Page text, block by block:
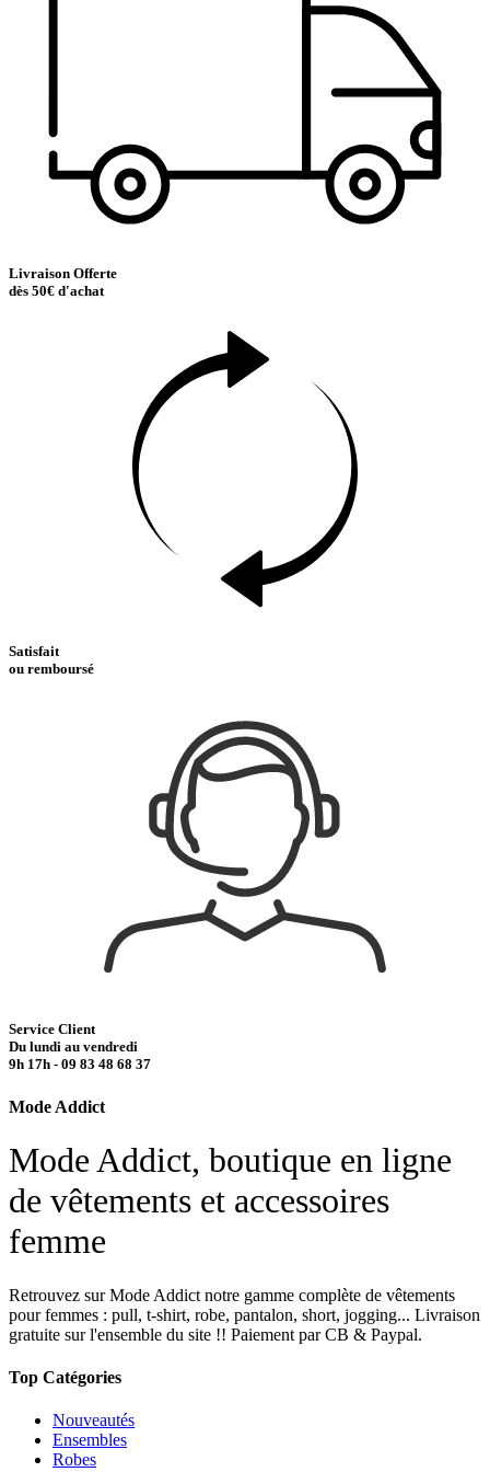
Livraison Offerte
dès 50€ d'achat
Satisfait
ou remboursé
Service Client
Du lundi au vendredi
9h 17h - 09 83 48 68 37
Mode Addict
Mode Addict, boutique en ligne
de vêtements et accessoires
femme
Retrouvez sur Mode Addict notre gamme complète de vêtements
pour femmes : pull, t-shirt, robe, pantalon, short, jogging... Livraison
gratuite sur l'ensemble du site !! Paiement par CB & Paypal.
Top Catégories
Nouveautés
Ensembles
Robes